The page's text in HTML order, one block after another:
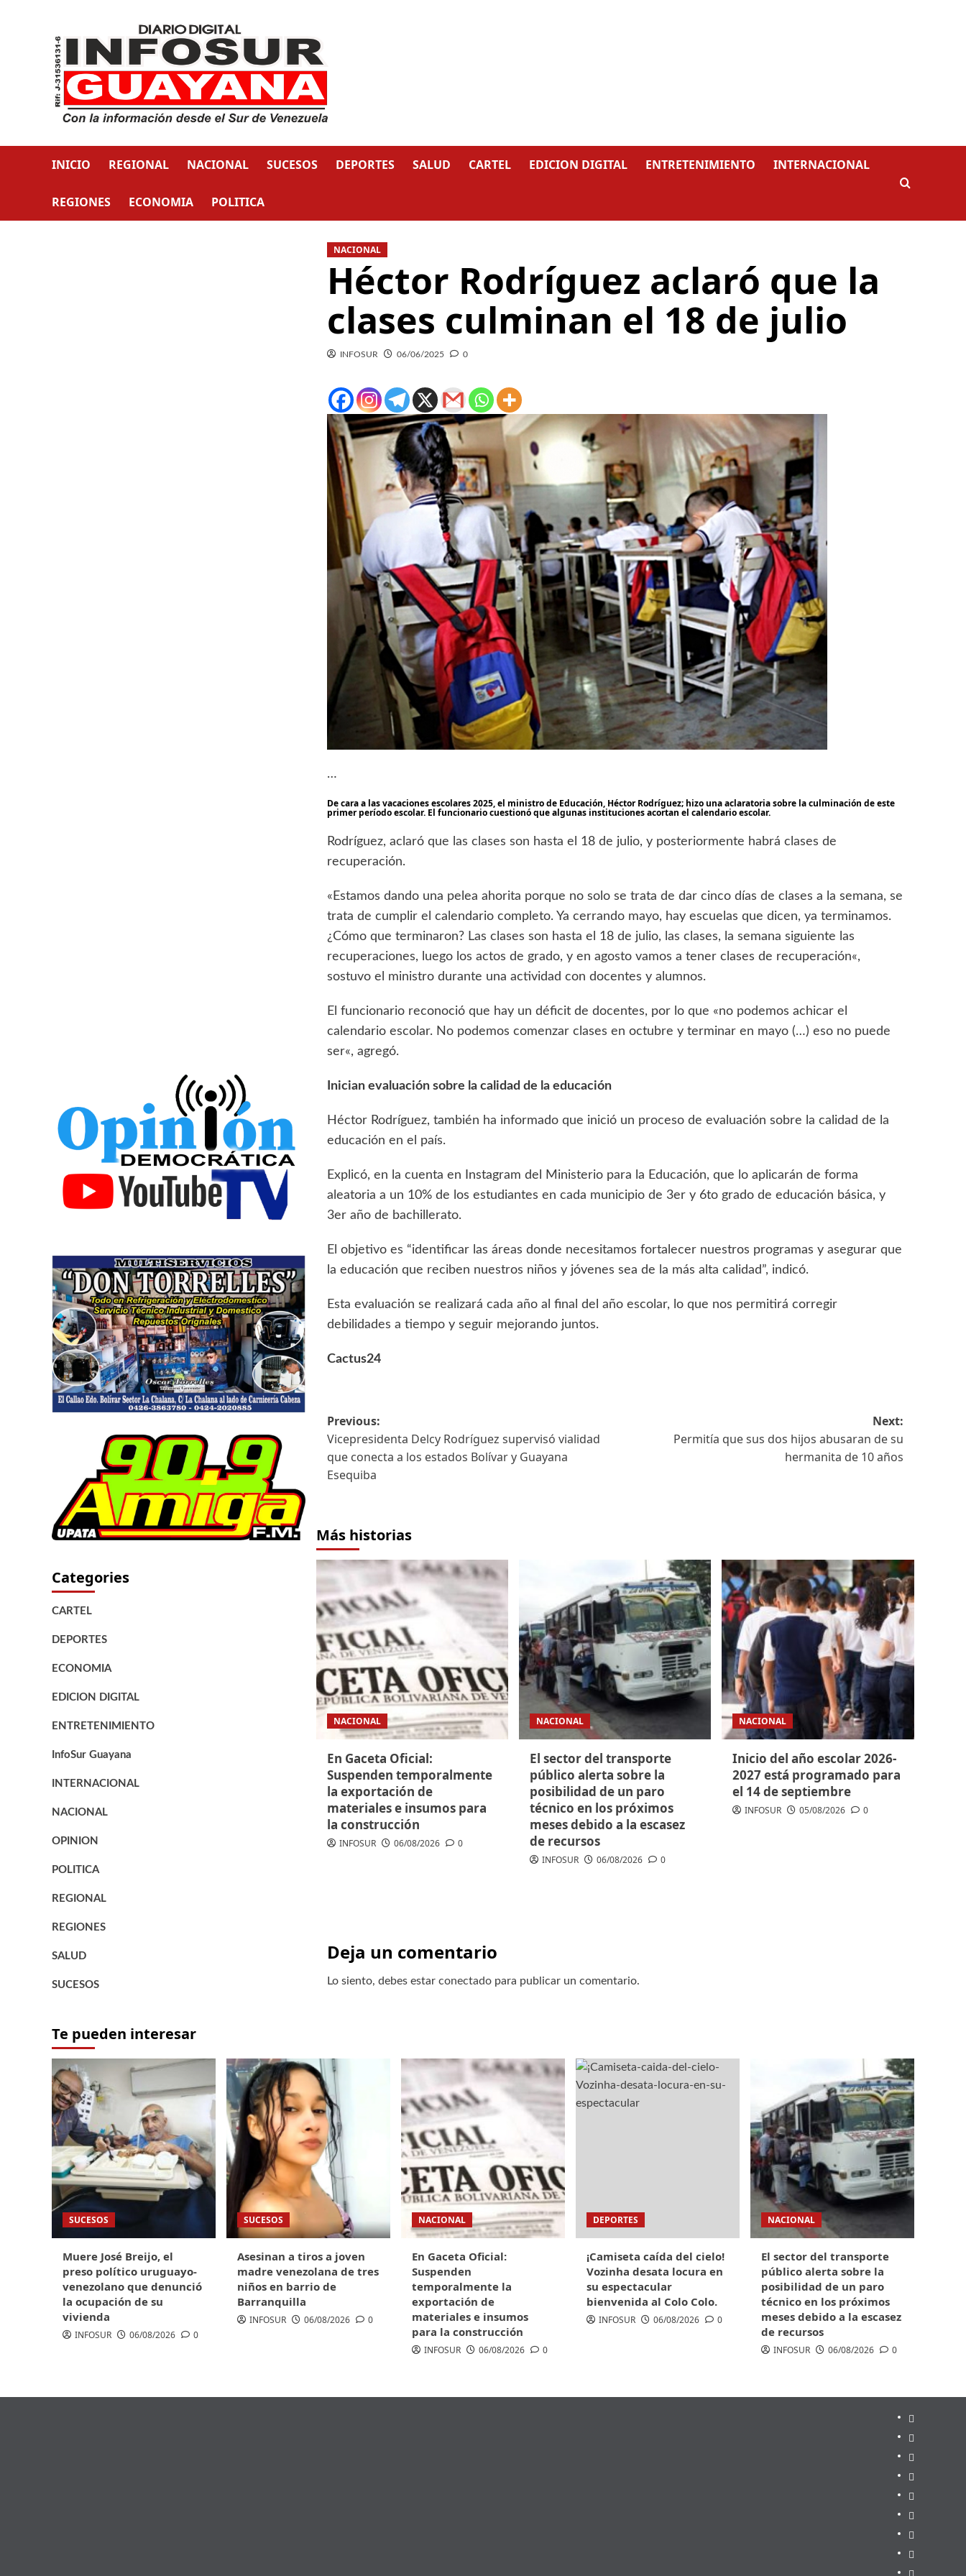
INICIO REGIONAL NACIONAL SUCESOS DEPORTES SALUD CARTEL EDICION DIGITAL ENTRETENIMIENTO INTERNACIONAL
REGIONES ECONOMIA POLITICA
NACIONAL
Héctor Rodríguez aclaró que la
clases culminan el 18 de julio
INFOSUR 06/06/2025 0
…
De cara a las vacaciones escolares 2025, el ministro de Educación, Héctor Rodríguez; hizo una aclaratoria sobre la culminación de este
primer período escolar. El funcionario cuestionó que algunas instituciones acortan el calendario escolar.
Rodríguez, aclaró que las clases son hasta el 18 de julio, y posteriormente habrá clases de
recuperación.
«Estamos dando una pelea ahorita porque no solo se trata de dar cinco días de clases a la semana, se
trata de cumplir el calendario completo. Ya cerrando mayo, hay escuelas que dicen, ya terminamos.
¿Cómo que terminaron? Las clases son hasta el 18 de julio, las clases, la semana siguiente las
recuperaciones, luego los actos de grado, y en agosto vamos a tener clases de recuperación«,
sostuvo el ministro durante una actividad con docentes y alumnos.
El funcionario reconoció que hay un déficit de docentes, por lo que «no podemos achicar el
calendario escolar. No podemos comenzar clases en octubre y terminar en mayo (…) eso no puede
ser«, agregó.
Inician evaluación sobre la calidad de la educación
Héctor Rodríguez, también ha informado que inició un proceso de evaluación sobre la calidad de la
educación en el país.
Explicó, en la cuenta en Instagram del Ministerio para la Educación, que lo aplicarán de forma
aleatoria a un 10% de los estudiantes en cada municipio de 3er y 6to grado de educación básica, y
3er año de bachillerato.
El objetivo es “identificar las áreas donde necesitamos fortalecer nuestros programas y asegurar que
la educación que reciben nuestros niños y jóvenes sea de la más alta calidad”, indicó.
Esta evaluación se realizará cada año al final del año escolar, lo que nos permitirá corregir
debilidades a tiempo y seguir mejorando juntos.
Cactus24
Previous:
Vicepresidenta Delcy Rodríguez supervisó vialidad
que conecta a los estados Bolívar y Guayana
Esequiba
Next:
Permitía que sus dos hijos abusaran de su
hermanita de 10 años
Más historias
NACIONAL
En Gaceta Oficial:
Suspenden temporalmente
la exportación de
materiales e insumos para
la construcción
INFOSUR 06/08/2026 0
NACIONAL
El sector del transporte
público alerta sobre la
posibilidad de un paro
técnico en los próximos
meses debido a la escasez
de recursos
INFOSUR 06/08/2026 0
NACIONAL
Inicio del año escolar 2026-
2027 está programado para
el 14 de septiembre
INFOSUR 05/08/2026 0
Deja un comentario
Lo siento, debes estar conectadopara publicar un comentario.
Categories
CARTEL
DEPORTES
ECONOMIA
EDICION DIGITAL
ENTRETENIMIENTO
InfoSur Guayana
INTERNACIONAL
NACIONAL
OPINION
POLITICA
REGIONAL
REGIONES
SALUD
SUCESOS
Te pueden interesar
SUCESOS
Muere José Breijo, el
preso político uruguayo-
venezolano que denunció
la ocupación de su
vivienda
INFOSUR 06/08/2026 0
SUCESOS
Asesinan a tiros a joven
madre venezolana de tres
niños en barrio de
Barranquilla
INFOSUR 06/08/2026 0
NACIONAL
En Gaceta Oficial:
Suspenden
temporalmente la
exportación de
materiales e insumos
para la construcción
INFOSUR 06/08/2026 0
DEPORTES
¡Camiseta caída del cielo!
Vozinha desata locura en
su espectacular
bienvenida al Colo Colo.
INFOSUR 06/08/2026 0
NACIONAL
El sector del transporte
público alerta sobre la
posibilidad de un paro
técnico en los próximos
meses debido a la escasez
de recursos
INFOSUR 06/08/2026 0